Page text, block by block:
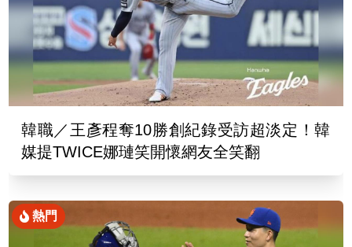
韓職／王彥程奪10勝創紀錄受訪超淡定！韓
媒提TWICE娜璉笑開懷網友全笑翻
熱門